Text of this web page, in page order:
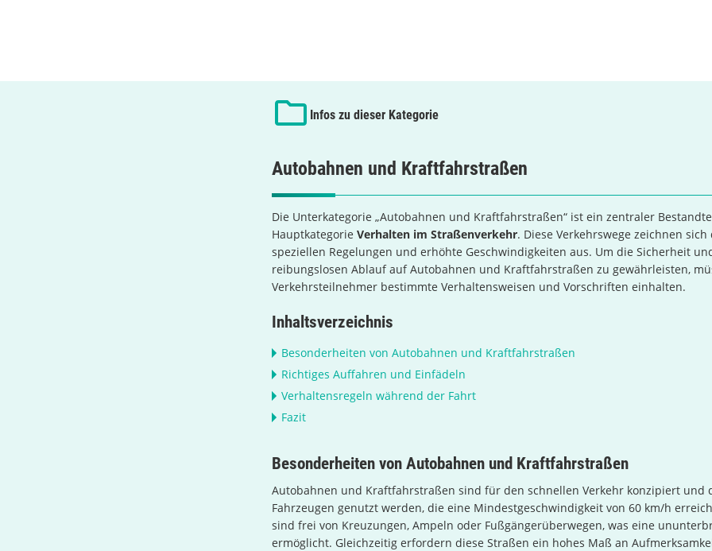
Infos zu dieser Kategorie
Autobahnen und Kraftfahrstraßen
Die Unterkategorie „Autobahnen und Kraftfahrstraßen“ ist ein zentraler
Hauptkategorie Verhalten im Straßenverkehr. Diese Verkehrswege zeichnen
speziellen Regelungen und erhöhte Geschwindigkeiten aus. Um die Sicherheit
reibungslosen Ablauf auf Autobahnen und Kraftfahrstraßen zu gewährleisten,
Verkehrsteilnehmer bestimmte Verhaltensweisen und Vorschriften einhalten.
Inhaltsverzeichnis
Besonderheiten von Autobahnen und Kraftfahrstraßen
Richtiges Auffahren und Einfädeln
Verhaltensregeln während der Fahrt
Fazit
Besonderheiten von Autobahnen und Kraftfahrstraßen
Autobahnen und Kraftfahrstraßen sind für den schnellen Verkehr konzipiert und
Fahrzeugen genutzt werden, die eine Mindestgeschwindigkeit von 60 km/h
sind frei von Kreuzungen, Ampeln oder Fußgängerüberwegen, was eine
ermöglicht. Gleichzeitig erfordern diese Straßen ein hohes Maß an